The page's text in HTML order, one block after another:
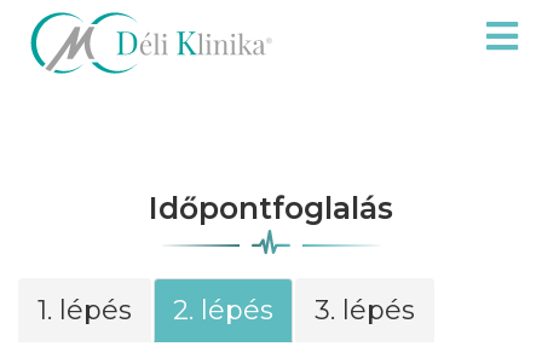
Időpontfoglalás
1. lépés 2. lépés 3. lépés